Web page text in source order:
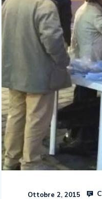
Ottobre 2, 2015